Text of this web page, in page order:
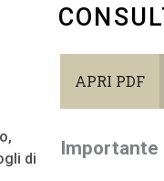
di
APRI PDF
Importante